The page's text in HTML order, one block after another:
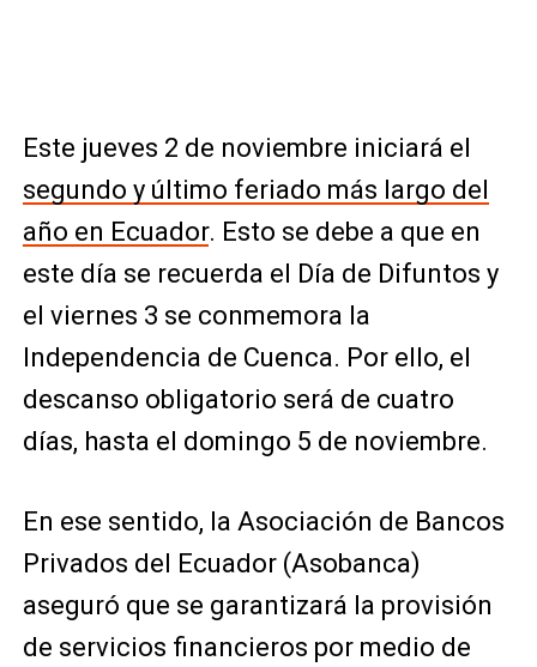
Este jueves 2 de noviembre iniciará el
segundo y último feriado más largo del
año en Ecuador. Esto se debe a que en
este día se recuerda el Día de Difuntos y
el viernes 3 se conmemora la
Independencia de Cuenca. Por ello, el
descanso obligatorio será de cuatro
días, hasta el domingo 5 de noviembre.
En ese sentido, la Asociación de Bancos
Privados del Ecuador (Asobanca)
aseguró que se garantizará la provisión
de servicios financieros por medio de